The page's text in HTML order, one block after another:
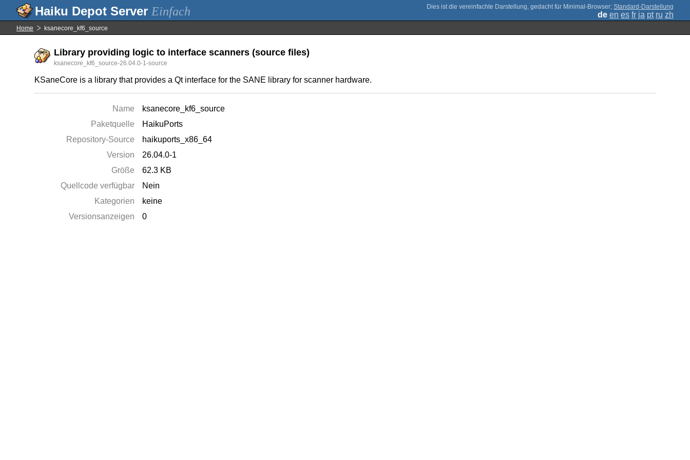
Einfach ; Standard-Darstellung
de en es fr ja pt ru zh
Home ksanecore_kf6_source
Library providing logic to interface scanners (source files)
ksanecore_kf6_source-26.04.0-1-source
KSaneCore is a library that provides a Qt interface for the SANE library for scanner hardware.
Name
ksanecore_kf6_source
Paketquelle
HaikuPorts
Repository-Source
haikuports_x86_64
Version
26.04.0-1
Größe
62.3 KB
Quellcode verfügbar
Nein
Kategorien
keine
Versionsanzeigen
0